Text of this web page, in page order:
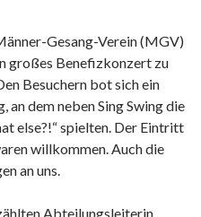
Gesang-Verein (MGV)
großes Benefizkonzert zu
Besuchern bot sich ein
dem neben Sing Swing die
else?!“ spielten. Der Eintritt
willkommen. Auch die
an uns.
Abteilungsleiterin